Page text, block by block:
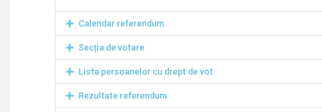
Calendar referendum
Secția de votare
Lista persoanelor cu drept de vot
Rezultate referendum